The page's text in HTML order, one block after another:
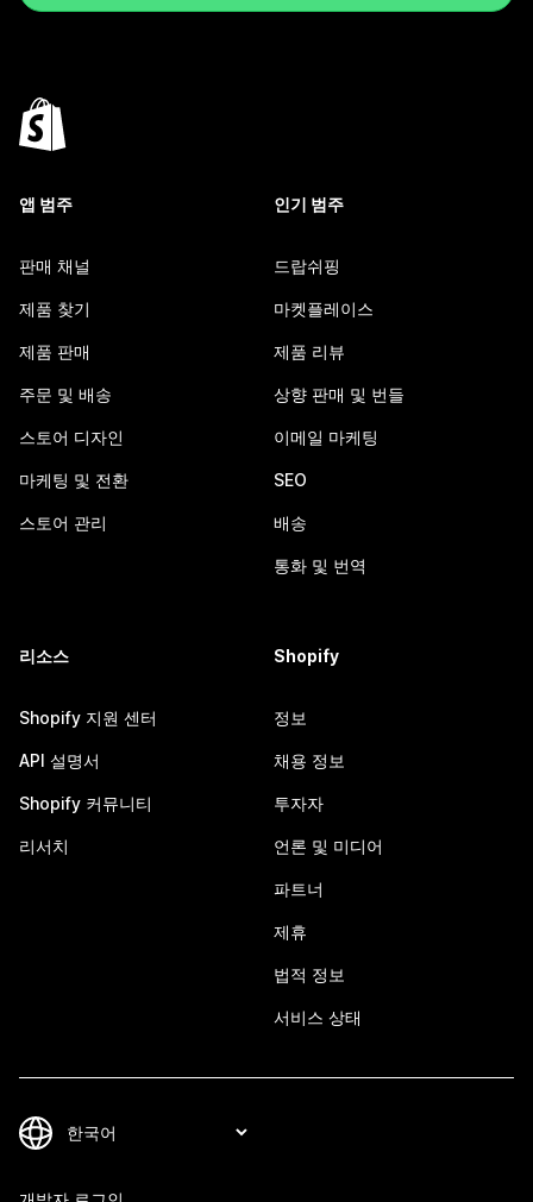
앱 범주
판매 채널
제품 찾기
제품 판매
주문 및 배송
스토어 디자인
마케팅 및 전환
스토어 관리
인기 범주
드랍쉬핑
마켓플레이스
제품 리뷰
상향 판매 및 번들
이메일 마케팅
SEO
배송
통화 및 번역
리소스
Shopify 지원 센터
API 설명서
Shopify 커뮤니티
리서치
Shopify
정보
채용 정보
투자자
언론 및 미디어
파트너
제휴
법적 정보
서비스 상태